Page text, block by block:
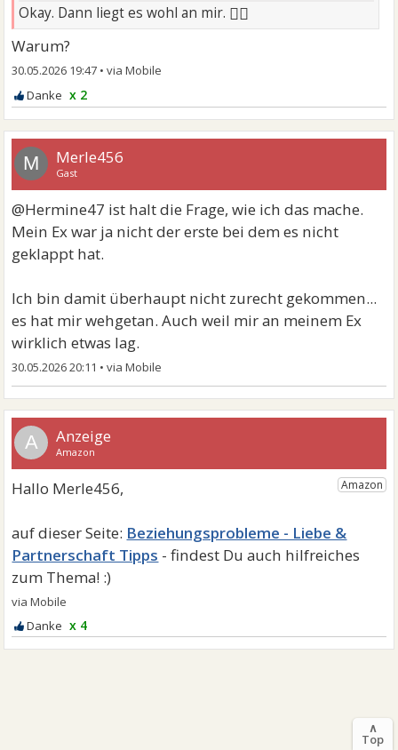
Okay. Dann liegt es wohl an mir. 🤷‍♀
Warum?
30.05.2026 19:47 •
x 2
M Merle456
Gast
@Hermine47 ist halt die Frage, wie ich das mache.
Mein Ex war ja nicht der erste bei dem es nicht
geklappt hat.
Ich bin damit überhaupt nicht zurecht gekommen...
es hat mir wehgetan. Auch weil mir an meinem Ex
wirklich etwas lag.
30.05.2026 20:11 •
A
Beziehungsprobleme - Liebe &
Partnerschaft Tipps
x 4
∧
Top